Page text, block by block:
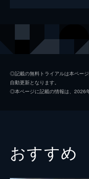
◎記載の無料トライアルは本ペー
自動更新となります。
◎本ページに記載の情報は、2026
おすすめ